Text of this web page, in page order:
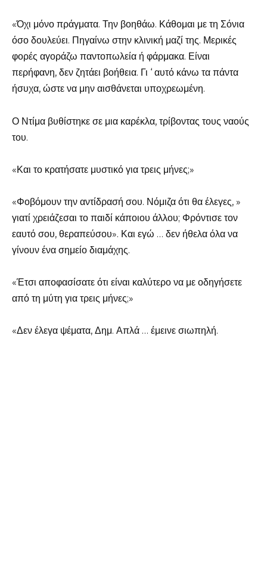
«Όχι μόνο πράγματα. Την βοηθάω. Κάθομαι με τη Σόνια
όσο δουλεύει. Πηγαίνω στην κλινική μαζί της. Μερικές
φορές αγοράζω παντοπωλεία ή φάρμακα. Είναι
περήφανη, δεν ζητάει βοήθεια. Γι ‘ αυτό κάνω τα πάντα
ήσυχα, ώστε να μην αισθάνεται υποχρεωμένη.
Ο Ντίμα βυθίστηκε σε μια καρέκλα, τρίβοντας τους ναούς
του.
«Και το κρατήσατε μυστικό για τρεις μήνες;»
«Φοβόμουν την αντίδρασή σου. Νόμιζα ότι θα έλεγες, »
γιατί χρειάζεσαι το παιδί κάποιου άλλου; Φρόντισε τον
εαυτό σου, θεραπεύσου». Και εγώ … δεν ήθελα όλα να
γίνουν ένα σημείο διαμάχης.
«Έτσι αποφασίσατε ότι είναι καλύτερο να με οδηγήσετε
από τη μύτη για τρεις μήνες;»
«Δεν έλεγα ψέματα, Δημ. Απλά … έμεινε σιωπηλή.